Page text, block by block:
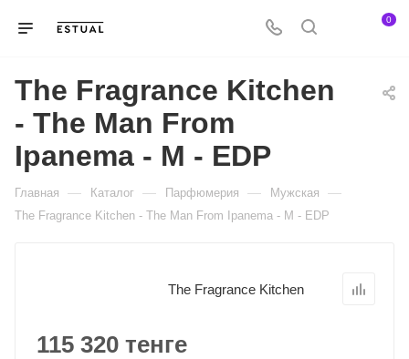
0
The Fragrance Kitchen
- The Man From
Ipanema - M - EDP
Главная — Каталог — Парфюмерия — Мужская —
The Fragrance Kitchen - The Man From Ipanema - M - EDP
The Fragrance Kitchen
115 320 тенге